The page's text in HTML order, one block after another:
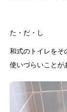
た・だ・し
和式のトイレをそ
使いづらいことが